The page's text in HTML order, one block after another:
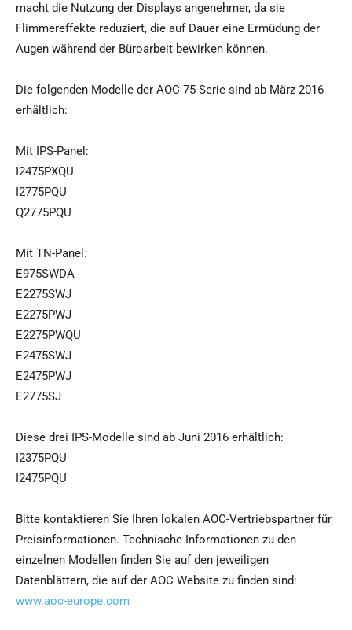
macht die Nutzung der Displays angenehmer, da sie
Flimmereffekte reduziert, die auf Dauer eine Ermüdung der
Augen während der Büroarbeit bewirken können.
Die folgenden Modelle der AOC 75-Serie sind ab März 2016
erhältlich:
Mit IPS-Panel:
I2475PXQU
I2775PQU
Q2775PQU
Mit TN-Panel:
E975SWDA
E2275SWJ
E2275PWJ
E2275PWQU
E2475SWJ
E2475PWJ
E2775SJ
Diese drei IPS-Modelle sind ab Juni 2016 erhältlich:
I2375PQU
I2475PQU
Bitte kontaktieren Sie Ihren lokalen AOC-Vertriebspartner für
Preisinformationen. Technische Informationen zu den
einzelnen Modellen finden Sie auf den jeweiligen
Datenblättern, die auf der AOC Website zu finden sind:
www.aoc-europe.com